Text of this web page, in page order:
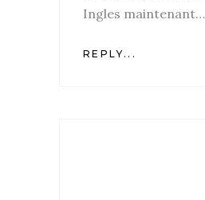
Ingles maintenant…
REPLY...